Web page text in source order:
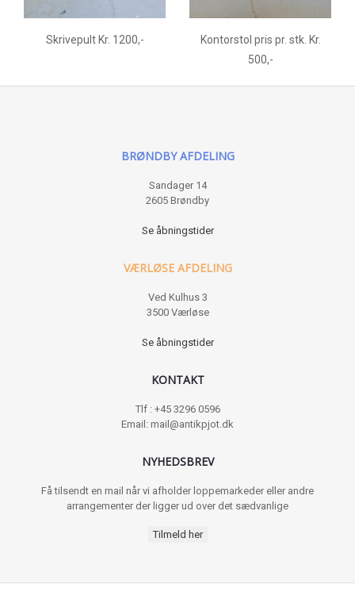
Skrivepult Kr. 1200,-
Kontorstol pris pr. stk. Kr.
500,-
BRØNDBY AFDELING
Sandager 14
2605 Brøndby
Se åbningstider
VÆRLØSE AFDELING
Ved Kulhus 3
3500 Værløse
Se åbningstider
KONTAKT
Tlf : +45 3296 0596
Email: mail@antikpjot.dk
NYHEDSBREV
Få tilsendt en mail når vi afholder loppemarkeder eller andre
arrangementer der ligger ud over det sædvanlige
Tilmeld her